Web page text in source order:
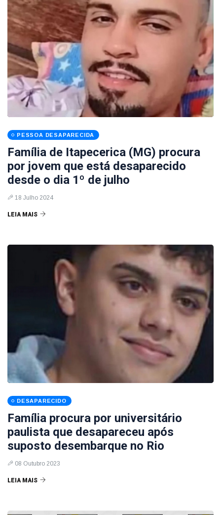
PESSOA DESAPARECIDA
Família de Itapecerica (MG) procura
por jovem que está desaparecido
desde o dia 1º de julho
18 Julho 2024
LEIA MAIS
DESAPARECIDO
Família procura por universitário
paulista que desapareceu após
suposto desembarque no Rio
08 Outubro 2023
LEIA MAIS